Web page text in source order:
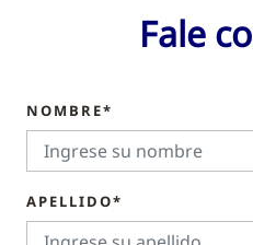
Fale
NOMBRE*
APELLIDO*